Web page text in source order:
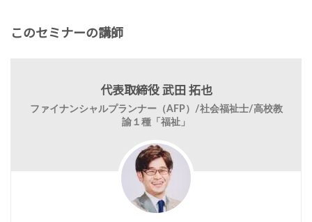
このセミナーの講師
代表取締役 武田 拓也
ファイナンシャルプランナー（AFP）/社会福祉士/高校教
諭１種「福祉」